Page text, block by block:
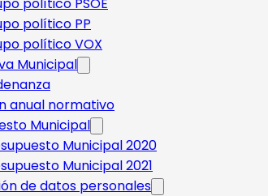
político PP
político VOX
Municipal
anual normativo
Municipal
Municipal 2020
Municipal 2021
de datos personales